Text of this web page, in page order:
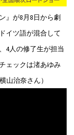
』が8月8日から劇
イツ語が混合して
4人の修了生が担当
ェックは渚あゆみ
山治奈さん）